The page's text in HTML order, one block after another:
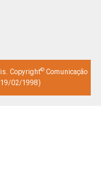
Copyright© Comunicação
19/02/1998)